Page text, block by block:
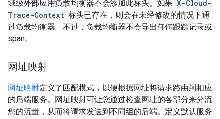
域级外部应用负载均衡器不会添加此标头。如果 X-Cloud-
Trace-Context 标头已存在，则会在未经修改的情况下通
过负载均衡器。不过，负载均衡器不会导出任何跟踪记录或
span。
网址映射
网址映射定义了匹配模式，以便根据网址将请求路由到相应
的后端服务。网址映射可让您通过检查网址的各部分来分流
您的流量，从而将请求发送到不同组的后端。定义默认服务